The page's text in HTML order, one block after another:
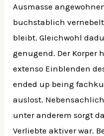
Ausmasse
buchstablich
bleibt. Gleichwohl
genugend. Der Korper
extenso Einblenden
ended up being
auslost.
unter anderem sorgt
Verliebte aktiver war.